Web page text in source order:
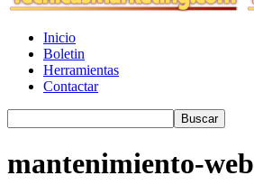
Inicio
Boletin
Herramientas
Contactar
mantenimiento-web